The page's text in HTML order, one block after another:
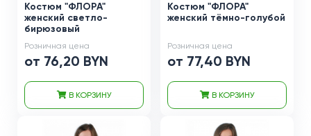
Костюм "ФЛОРА"
женский светло-
бирюзовый
Розничная цена
от 76,20 BYN
В КОРЗИНУ
Костюм "ФЛОРА"
женский тёмно-голубой
Розничная цена
от 77,40 BYN
В КОРЗИНУ